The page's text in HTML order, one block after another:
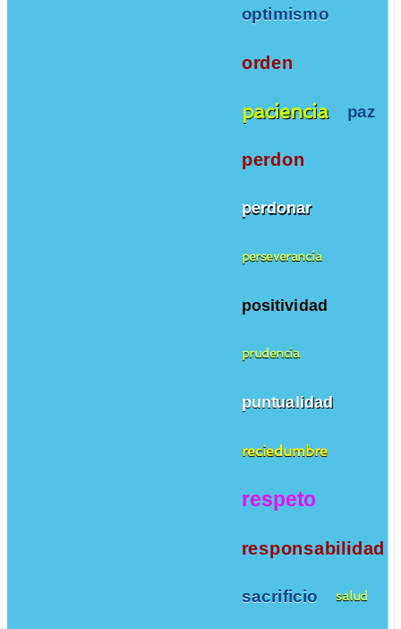
optimismo
orden
paciencia paz
perdon
perdonar
perseverancia
positividad
prudencia
puntualidad
reciedumbre
respeto
responsabilidad
sacrificio salud